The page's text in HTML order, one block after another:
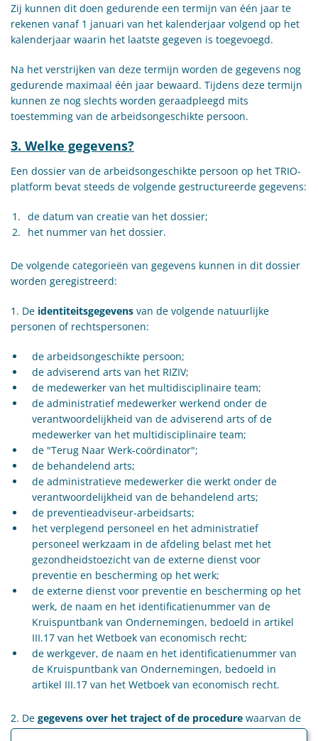
Zij kunnen dit doen gedurende een termijn van één jaar te
rekenen vanaf 1 januari van het kalenderjaar volgend op het
kalenderjaar waarin het laatste gegeven is toegevoegd.
Na het verstrijken van deze termijn worden de gegevens nog
gedurende maximaal één jaar bewaard. Tijdens deze termijn
kunnen ze nog slechts worden geraadpleegd mits
toestemming van de arbeidsongeschikte persoon.
3. Welke gegevens?
Een dossier van de arbeidsongeschikte persoon op het TRIO-
platform bevat steeds de volgende gestructureerde gegevens:
de datum van creatie van het dossier;
het nummer van het dossier.
De volgende categorieën van gegevens kunnen in dit dossier
worden geregistreerd:
1. De identiteitsgegevens van de volgende natuurlijke
personen of rechtspersonen:
de arbeidsongeschikte persoon;
de adviserend arts van het RIZIV;
de medewerker van het multidisciplinaire team;
de administratief medewerker werkend onder de
verantwoordelijkheid van de adviserend arts of de
medewerker van het multidisciplinaire team;
de "Terug Naar Werk-coördinator";
de behandelend arts;
de administratieve medewerker die werkt onder de
verantwoordelijkheid van de behandelend arts;
de preventieadviseur-arbeidsarts;
het verplegend personeel en het administratief
personeel werkzaam in de afdeling belast met het
gezondheidstoezicht van de externe dienst voor
preventie en bescherming op het werk;
de externe dienst voor preventie en bescherming op het
werk, de naam en het identificatienummer van de
Kruispuntbank van Ondernemingen, bedoeld in artikel
III.17 van het Wetboek van economisch recht;
de werkgever, de naam en het identificatienummer van
de Kruispuntbank van Ondernemingen, bedoeld in
artikel III.17 van het Wetboek van economisch recht.
2. De gegevens over het traject of de procedure waarvan de
arbeidsongeschikte persoon het voorwerp vormt: